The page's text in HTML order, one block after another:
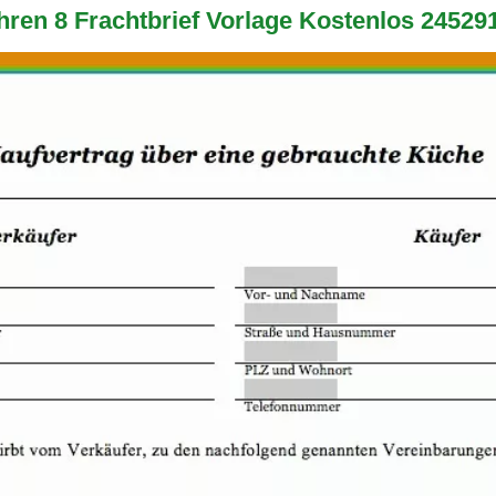
8 Frachtbrief Vorlage Kostenlos